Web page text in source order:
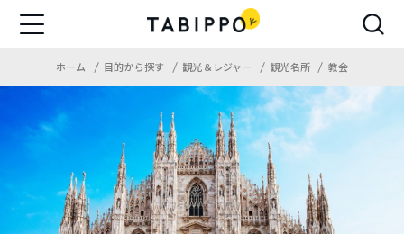
ホーム 目的から探す 観光＆レジャー 観光名所 教会